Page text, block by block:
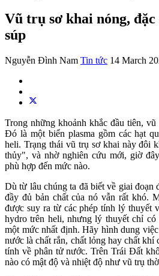
Vũ trụ sơ khai nóng,
súp
Nguyễn Đình Nam Tin tức 14 March
Trong những khoảnh khắc đầu tiên,
Đó là một biển plasma gồm các hạt
heli. Trạng thái vũ trụ sơ khai này đôi
thủy", và nhờ nghiên cứu mới, giờ
phù hợp đến mức nào.
Dù từ lâu chúng ta đã biết về giai đoạn
đầy đủ bản chất của nó vẫn rất khó.
được suy ra từ các phép tính lý thuyết
hydro trên heli, nhưng lý thuyết chỉ có
một mức nhất định. Hãy hình dung
nước là chất rắn, chất lỏng hay chất khí
tính về phân tử nước. Trên Trái Đất
nào có mật độ và nhiệt độ như vũ trụ